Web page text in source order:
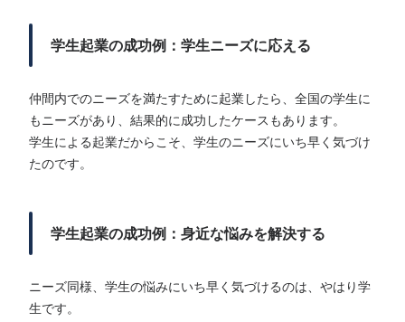
学生起業の成功例：学生ニーズに応える
仲間内でのニーズを満たすために起業したら、全国の学生に
もニーズがあり、結果的に成功したケースもあります。
学生による起業だからこそ、学生のニーズにいち早く気づけ
たのです。
学生起業の成功例：身近な悩みを解決する
ニーズ同様、学生の悩みにいち早く気づけるのは、やはり学
生です。